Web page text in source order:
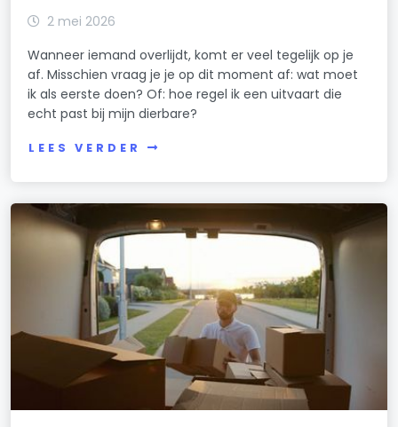
2 mei 2026
Wanneer iemand overlijdt, komt er veel tegelijk op je
af. Misschien vraag je je op dit moment af: wat moet
ik als eerste doen? Of: hoe regel ik een uitvaart die
echt past bij mijn dierbare?
LEES VERDER